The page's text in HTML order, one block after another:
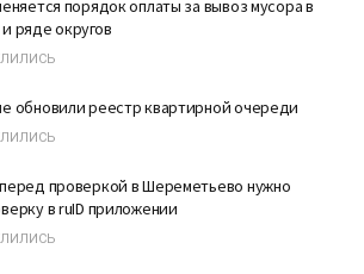
порядок оплаты за вывоз мусора в
ряде округов
обновили реестр квартирной очереди
проверкой в Шереметьево нужно
в ruID приложении